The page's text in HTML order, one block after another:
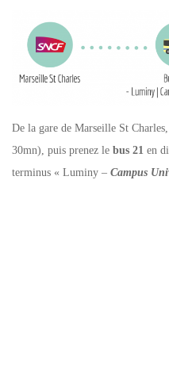
De la gare de Marseille St
30mn), puis prenez le bus 21 en
terminus « Luminy – Campus